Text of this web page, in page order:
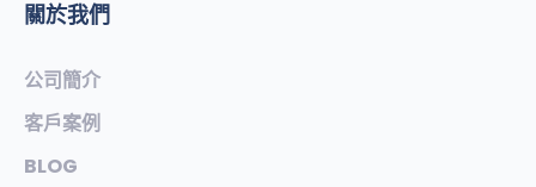
關於我們
公司簡介
客戶案例
BLOG